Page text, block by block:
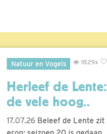
Natuur en Vogels 1829x
Herleef de Lente:
de vele hoog..
17.07.26 Beleef de Lente zit